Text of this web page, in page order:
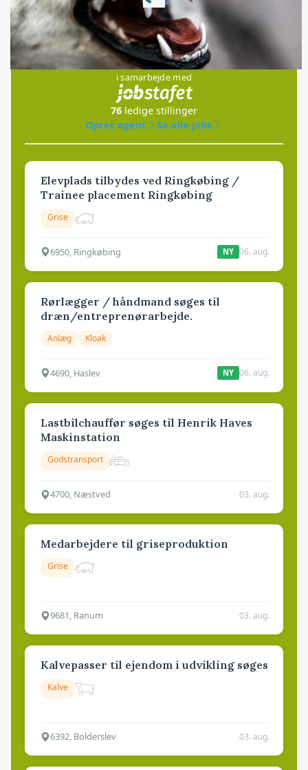
Jobs
i samarbejde med
76 ledige stillinger
Opret agent
Se alle jobs
Elevplads tilbydes ved Ringkøbing /
Trainee placement Ringkøbing
Grise
6950, Ringkøbing NY 06. aug.
Rørlægger / håndmand søges til
dræn/entreprenørarbejde.
Anlæg Kloak
4690, Haslev NY 06. aug.
Lastbilchauffør søges til Henrik Haves
Maskinstation
Godstransport
4700, Næstved 03. aug.
Medarbejdere til griseproduktion
Grise
9681, Ranum 03. aug.
Kalvepasser til ejendom i udvikling søges
Kalve
6392, Bolderslev 03. aug.